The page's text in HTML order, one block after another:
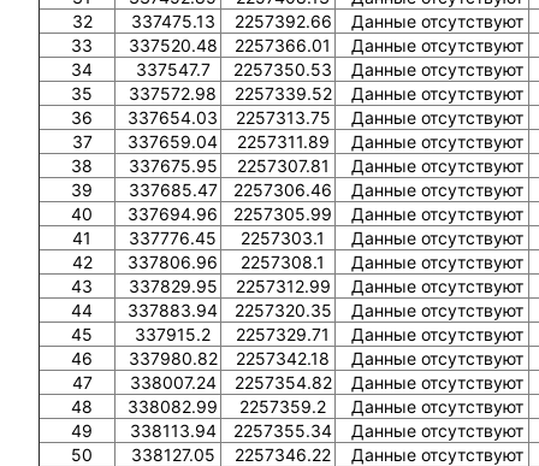
32
337475.13 2257392.66
Данные отсутствуют
33
337520.48 2257366.01
Данные отсутствуют
34
337547.7 2257350.53
Данные отсутствуют
35
337572.98 2257339.52
Данные отсутствуют
36
337654.03 2257313.75
Данные отсутствуют
37
337659.04 2257311.89
Данные отсутствуют
38
337675.95 2257307.81
Данные отсутствуют
39
337685.47 2257306.46
Данные отсутствуют
40
337694.96 2257305.99
Данные отсутствуют
41
337776.45 2257303.1
Данные отсутствуют
42
337806.96 2257308.1
Данные отсутствуют
43
337829.95 2257312.99
Данные отсутствуют
44
337883.94 2257320.35
Данные отсутствуют
45
337915.2 2257329.71
Данные отсутствуют
46
337980.82 2257342.18
Данные отсутствуют
47
338007.24 2257354.82
Данные отсутствуют
48
338082.99 2257359.2
Данные отсутствуют
49
338113.94 2257355.34
Данные отсутствуют
50
338127.05 2257346.22
Данные отсутствуют